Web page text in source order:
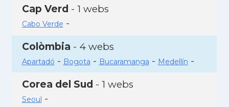
Cap Verd - 1 webs
Cabo Verde -
Colòmbia - 4 webs
Apartadó - Bogota - Bucaramanga - Medellín -
Corea del Sud - 1 webs
Seoul -